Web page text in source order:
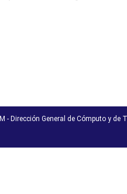
- Dirección General de Cómputo y